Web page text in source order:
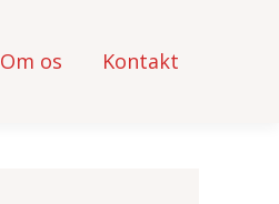
Om os Kontakt